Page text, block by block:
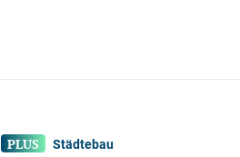
Städtebau